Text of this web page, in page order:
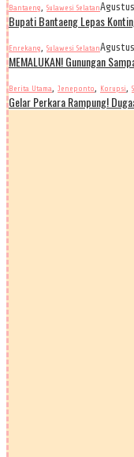
Bantaeng, Sulawesi Selatan
Bupati Bantaeng Lepas
Enrekang, Sulawesi Selatan
MEMALUKAN! Gunungan
Berita Utama, Jeneponto, Korupsi,
Gelar Perkara Rampung!